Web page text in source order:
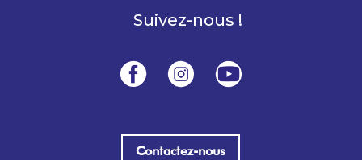
Suivez-nous !
Contactez-nous